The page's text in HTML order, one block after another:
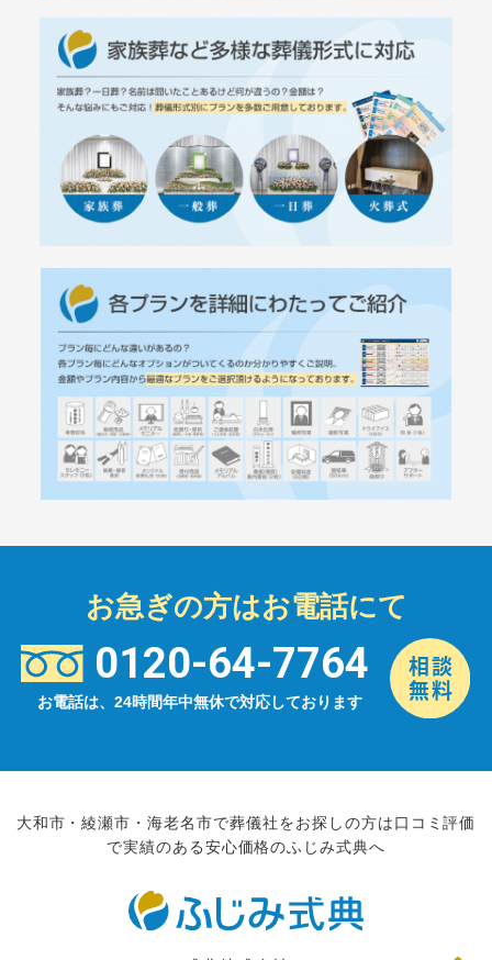
お急ぎの方はお電話にて
0120-64-7764
お電話は、24時間年中無休で対応しております
大和市・綾瀬市・海老名市で葬儀社をお探しの方は口コミ評価
で実績のある安心価格のふじみ式典へ